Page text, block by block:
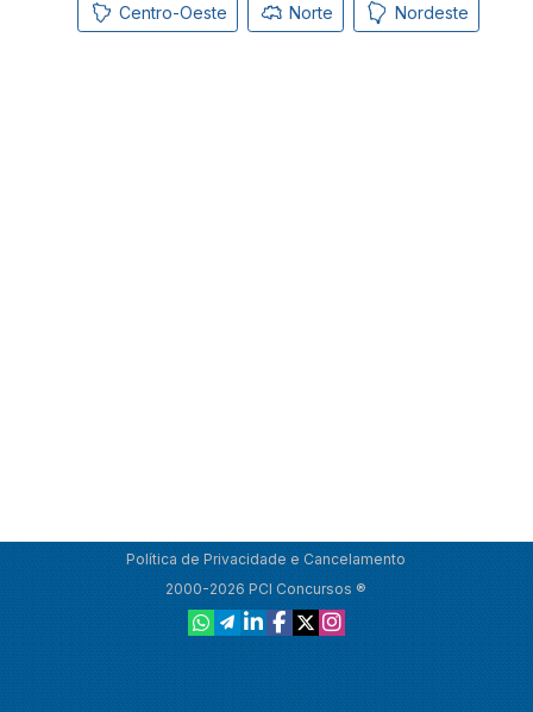
Centro-Oeste Norte Nordeste
Política de Privacidade e Cancelamento
2000-2026 PCI Concursos ®